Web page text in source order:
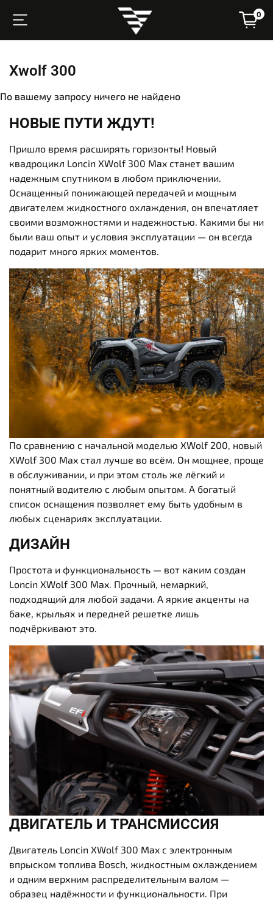
0
Xwolf 300
По вашему запросу ничего не найдено
НОВЫЕ ПУТИ ЖДУТ!
Пришло время расширять горизонты! Новый
квадроцикл Loncin XWolf 300 Max станет вашим
надежным спутником в любом приключении.
Оснащенный понижающей передачей и мощным
двигателем жидкостного охлаждения, он впечатляет
своими возможностями и надежностью. Какими бы ни
были ваш опыт и условия эксплуатации — он всегда
подарит много ярких моментов.
По сравнению с начальной моделью XWolf 200, новый
XWolf 300 Max стал лучше во всём. Он мощнее, проще
в обслуживании, и при этом столь же лёгкий и
понятный водителю с любым опытом. А богатый
список оснащения позволяет ему быть удобным в
любых сценариях эксплуатации.
ДИЗАЙН
Простота и функциональность — вот каким создан
Loncin XWolf 300 Max. Прочный, немаркий,
подходящий для любой задачи. А яркие акценты на
баке, крыльях и передней решетке лишь
подчёркивают это.
ДВИГАТЕЛЬ И ТРАНСМИССИЯ
Двигатель Loncin XWolf 300 Max с электронным
впрыском топлива Bosch, жидкостным охлаждением
и одним верхним распределительным валом —
образец надёжности и функциональности. При